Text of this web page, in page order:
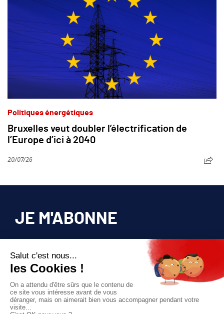
Politiques énergétiques
Bruxelles veut doubler l’électrification de
l’Europe d’ici à 2040
20/07/26
JE M'ABONNE
Pour bénéficier d’un accès privilégié à tous
les articles publiés sur site.
Prix unique 180€/AN